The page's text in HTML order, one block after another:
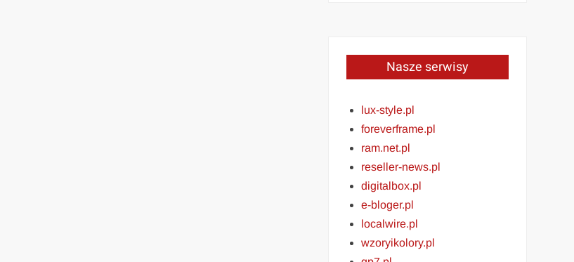
Nasze serwisy
lux-style.pl
foreverframe.pl
ram.net.pl
reseller-news.pl
digitalbox.pl
e-bloger.pl
localwire.pl
wzoryikolory.pl